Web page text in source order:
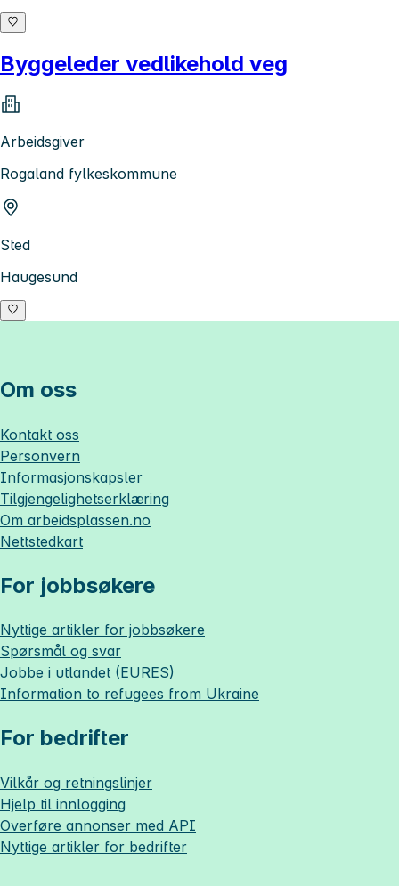
Byggeleder vedlikehold veg
Arbeidsgiver
Rogaland fylkeskommune
Sted
Haugesund
Om oss
Kontakt oss
Personvern
Informasjonskapsler
Tilgjengelighetserklæring
Om arbeidsplassen.no
Nettstedkart
For jobbsøkere
Nyttige artikler for jobbsøkere
Spørsmål og svar
Jobbe i utlandet (EURES)
Information to refugees from Ukraine
For bedrifter
Vilkår og retningslinjer
Hjelp til innlogging
Overføre annonser med API
Nyttige artikler for bedrifter